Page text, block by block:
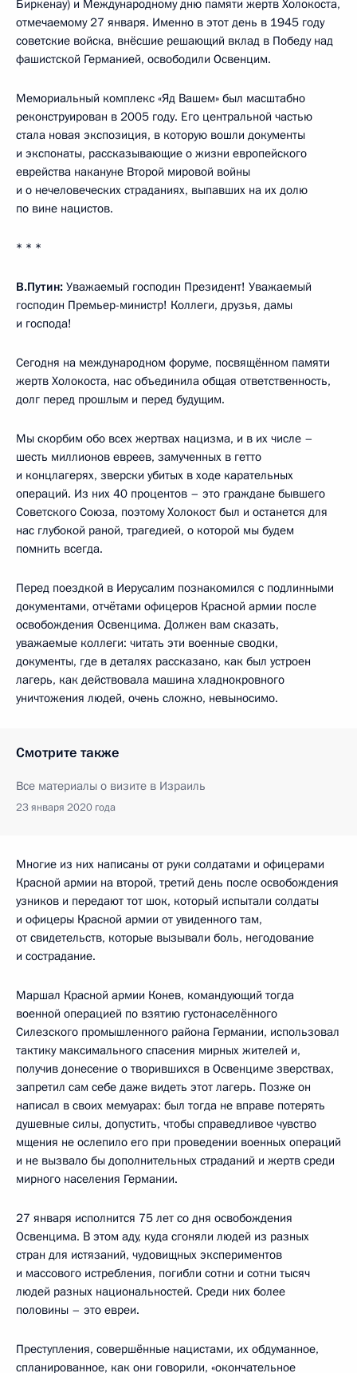
Биркенау) и Международному дню памяти жертв Холокоста,
отмечаемому 27 января. Именно в этот день в 1945 году
советские войска, внёсшие решающий вклад в Победу над
фашистской Германией, освободили Освенцим.
Мемориальный комплекс «Яд Вашем» был масштабно
реконструирован в 2005 году. Его центральной частью
стала новая экспозиция, в которую вошли документы
и экспонаты, рассказывающие о жизни европейского
еврейства накануне Второй мировой войны
и о нечеловеческих страданиях, выпавших на их долю
по вине нацистов.
* * *
В.Путин: Уважаемый господин Президент! Уважаемый
господин Премьер-министр! Коллеги, друзья, дамы
и господа!
Сегодня на международном форуме, посвящённом памяти
жертв Холокоста, нас объединила общая ответственность,
долг перед прошлым и перед будущим.
Мы скорбим обо всех жертвах нацизма, и в их числе –
шесть миллионов евреев, замученных в гетто
и концлагерях, зверски убитых в ходе карательных
операций. Из них 40 процентов – это граждане бывшего
Советского Союза, поэтому Холокост был и останется для
нас глубокой раной, трагедией, о которой мы будем
помнить всегда.
Перед поездкой в Иерусалим познакомился с подлинными
документами, отчётами офицеров Красной армии после
освобождения Освенцима. Должен вам сказать,
уважаемые коллеги: читать эти военные сводки,
документы, где в деталях рассказано, как был устроен
лагерь, как действовала машина хладнокровного
уничтожения людей, очень сложно, невыносимо.
Смотрите также
Все материалы о визите в Израиль
23 января 2020 года
Многие из них написаны от руки солдатами и офицерами
Красной армии на второй, третий день после освобождения
узников и передают тот шок, который испытали солдаты
и офицеры Красной армии от увиденного там,
от свидетельств, которые вызывали боль, негодование
и сострадание.
Маршал Красной армии Конев, командующий тогда
военной операцией по взятию густонаселённого
Силезского промышленного района Германии, использовал
тактику максимального спасения мирных жителей и,
получив донесение о творившихся в Освенциме зверствах,
запретил сам себе даже видеть этот лагерь. Позже он
написал в своих мемуарах: был тогда не вправе потерять
душевные силы, допустить, чтобы справедливое чувство
мщения не ослепило его при проведении военных операций
и не вызвало бы дополнительных страданий и жертв среди
мирного населения Германии.
27 января исполнится 75 лет со дня освобождения
Освенцима. В этом аду, куда сгоняли людей из разных
стран для истязаний, чудовищных экспериментов
и массового истребления, погибли сотни и сотни тысяч
людей разных национальностей. Среди них более
половины – это евреи.
Преступления, совершённые нацистами, их обдуманное,
спланированное, как они говорили, «окончательное